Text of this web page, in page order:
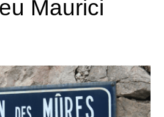
Maurici